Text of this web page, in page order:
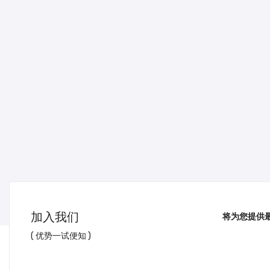
加入我们
( 优势一试便知 )
将为您提供